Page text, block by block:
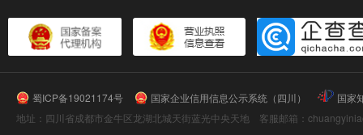
蜀ICP备19021174号 国家企业信用信息公示系统（四川）
国家
地址：四川省成都市金牛区龙湖北城天街蓝光中央天地 客服邮箱：